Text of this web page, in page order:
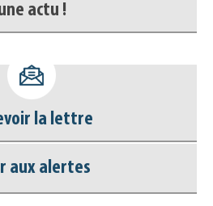
actu !
Scoop.it
la lettre
aux alertes